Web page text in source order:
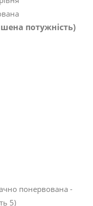
потужність)
понервована -
5)